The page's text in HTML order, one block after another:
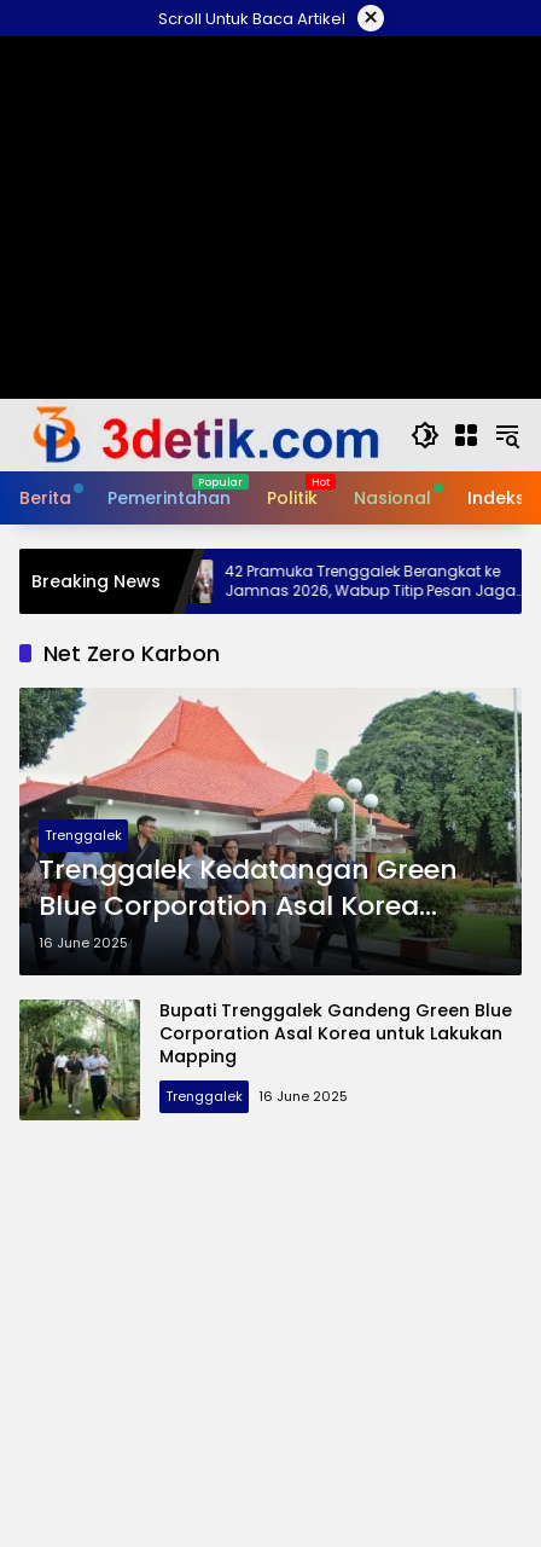
to
Scroll Untuk Baca Artikel ×
Berita Pemerintahan Politik Nasional Indeks
Breaking News
28
Diri di
42 Pramuka Trenggalek Berangkat ke
Jamnas 2026, Wabup Titip Pesan Jaga
Nama Baik Daerah
Net Zero Karbon
Trenggalek
Trenggalek Kedatangan Green
Blue Corporation Asal Korea
Selatan, Mewujudkan Visi
Pemerintah Net Zero Karbon
16 June 2025
Bupati Trenggalek Gandeng Green Blue
Corporation Asal Korea untuk Lakukan
Mapping
Trenggalek 16 June 2025